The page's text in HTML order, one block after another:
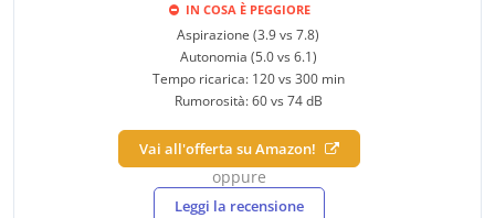
IN COSA È PEGGIORE
Aspirazione (3.9 vs 7.8)
Autonomia (5.0 vs 6.1)
Tempo ricarica: 120 vs 300 min
Rumorosità: 60 vs 74 dB
Vai all'offerta su Amazon!
oppure
Leggi la recensione